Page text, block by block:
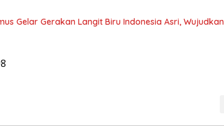
Gelar Gerakan Langit Biru Indonesia Asri,